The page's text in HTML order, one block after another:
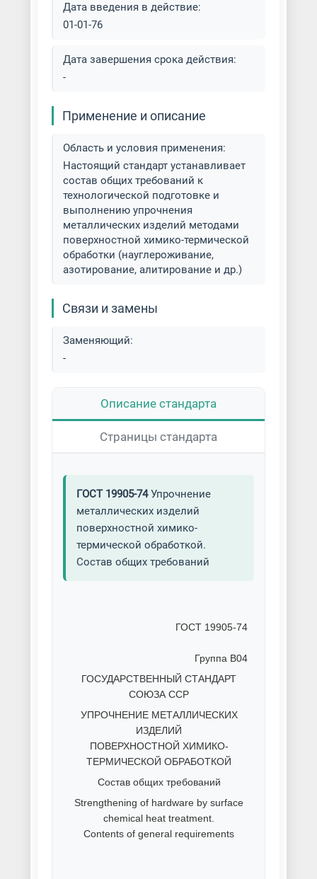
Силицирование металла
Травление металла
Химическая и гальваническая
Химическое оксидирование
металла
Хромирование деталей
Цементация металла
Дата введения в действие:
01-01-76
Дата завершения срока действия:
-
Применение и описание
Область и условия применения:
Настоящий стандарт устанавливает
состав общих требований к
технологической подготовке и
выполнению упрочнения
металлических изделий методами
поверхностной химико-термической
обработки (науглероживание,
азотирование, алитирование и др.)
Связи и замены
Заменяющий:
-
Описание стандарта
Страницы стандарта
ГОСТ 19905-74Упрочнение
металлических изделий
поверхностной химико-
термической обработкой.
Состав общих требований